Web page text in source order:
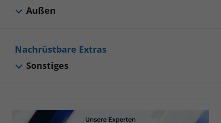
Außen
Nachrüstbare Extras
Sonstiges